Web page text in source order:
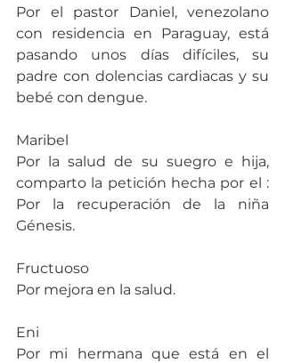
Por el pastor Daniel, venezolano
con residencia en Paraguay, está
pasando unos días difíciles, su
padre con dolencias cardiacas y su
bebé con dengue.
Maribel
Por la salud de su suegro e hija,
comparto la petición hecha por el :
Por la recuperación de la niña
Génesis.
Fructuoso
Por mejora en la salud.
Eni
Por mi hermana que está en el